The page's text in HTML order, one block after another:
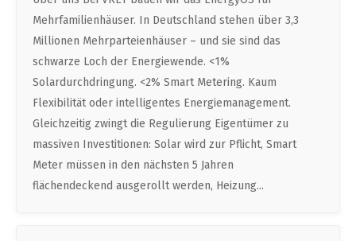
Guide to Berlin’s Neighbourhoods
Rental Contracts
Banking in Berlin
Internet Service Providers in Berlin
Getting to (and Around) Berlin
Your car in Berlin
Mehrfamilienhäuser. In Deutschland stehen über 3,3
Millionen Mehrparteienhäuser – und sie sind das
schwarze Loch der Energiewende. <1%
Solardurchdringung. <2% Smart Metering. Kaum
Flexibilität oder intelligentes Energiemanagement.
Gleichzeitig zwingt die Regulierung Eigentümer zu
massiven Investitionen: Solar wird zur Pflicht, Smart
Meter müssen in den nächsten 5 Jahren
flächendeckend ausgerollt werden, Heizung...